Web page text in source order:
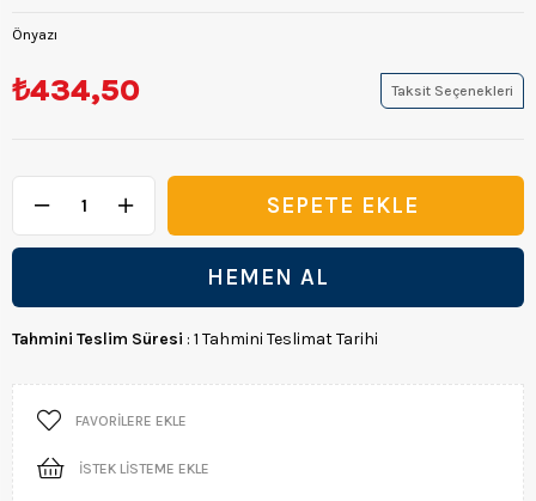
Önyazı
₺434,50 Taksit Seçenekleri
Tahmini Teslim Süresi : 1 Tahmini Teslimat Tarihi
FAVORILERE EKLE
İSTEK LISTEME EKLE